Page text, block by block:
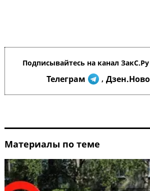
Подписывайтесь на канал ЗакС.Ру
Телеграм ,
Материалы по теме